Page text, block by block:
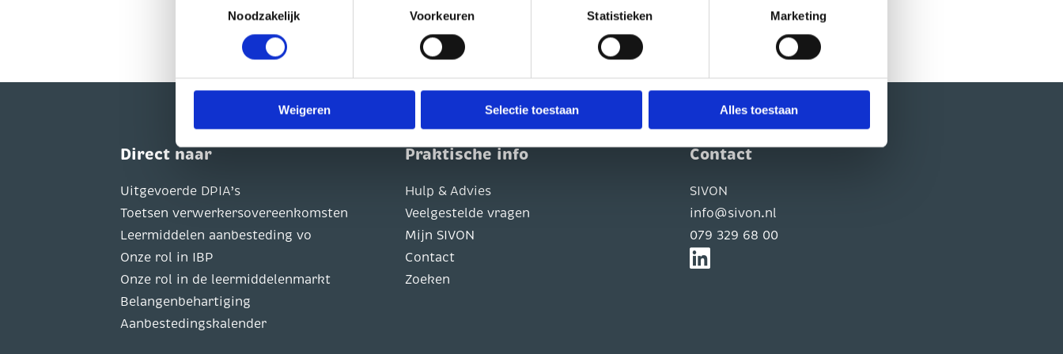
geplaatst als u hier toestemming voor geeft of interactie heeft met de embedded content. In dat geval kunnen uw gegevens
worden gedeeld met 1 partij. Lees de privacyverklaring van de betreffende website in kwestie om te zien hoe zij uw
persoonsgegevens verwerken.
op onze website.
Noodzakelijk
Voorkeuren Statistieken Marketing
Weigeren Selectie toestaan Alles toestaan
Direct naar
Uitgevoerde DPIA’s
Toetsen verwerkersovereenkomsten
Leermiddelen aanbesteding vo
Onze rol in IBP
Onze rol in de leermiddelenmarkt
Belangenbehartiging
Aanbestedingskalender
Praktische info
Hulp & Advies
Veelgestelde vragen
Mijn SIVON
Contact
Zoeken
Contact
SIVON
info@sivon.nl
079 329 68 00